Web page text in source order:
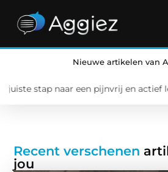
Nieuwe artikelen van
een pijnvrij en actief leven Gids
Recent verschenen
jou